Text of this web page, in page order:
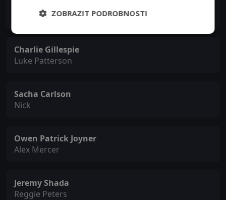
Julie Molina
Charlie Gillespie
Luke Patterson
Sacha Carlson
Nick
Owen Patrick Joyner
Alex Mercer
Jeremy Shada
Reggie Peters
ZOBRAZIT PODROBNOSTI